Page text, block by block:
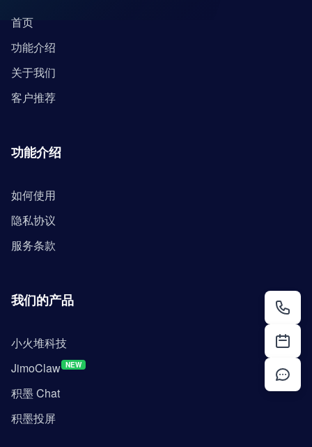
首页
功能介绍
关于我们
客户推荐
功能介绍
如何使用
隐私协议
服务条款
我们的产品
小火堆科技
JimoClaw NEW
积墨 Chat
积墨投屏